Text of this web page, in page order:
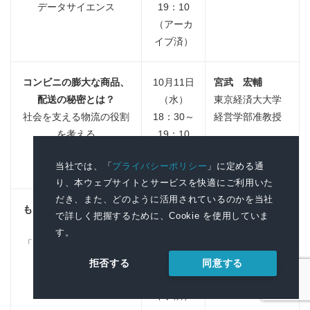
当社では、「プライバシーポリシー 」に定める通
り、本ウェブサイトとサービスを快適にご利用いた
だき、また、どのように活用されているのかを当社
で詳しく把握するために、Cookie を使用していま
す。
拒否する 同意する
データサイエンス
19：10
（アーカ
イブ済）
コンビニの膨大な商品、
配送の秘密とは？
社会を支える物流の役割
を考える
10月11日
（水）
18：30～
19：10
イブ済）
宮武 宏輔
東京経済大大学
経営学部准教授
もしも、スマホがなかっ
「メディア史」から読み
解く現代社会
（アーカ
松永 智子
ン学部准教授